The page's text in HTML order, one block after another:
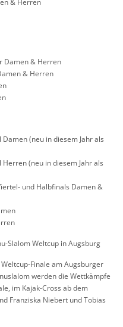
& Herren
Damen & Herren
& Herren
(neu in diesem Jahr als
(neu in diesem Jahr als
und Halbfinals Damen &
Slalom Weltcup in Augsburg
Finale am Augsburger
werden die Wettkämpfe
im Kajak-Cross ab dem
Franziska Niebert und Tobias